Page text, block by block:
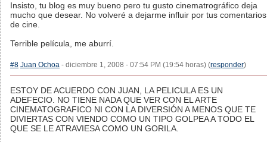
Insisto, tu blog es muy bueno pero tu gusto cinematrográfico deja
mucho que desear. No volveré a dejarme influir por tus comentarios
de cine.
Terrible película, me aburrí.
#8 Juan Ochoa - diciembre 1, 2008 - 07:54 PM (19:54 horas) (responder)
ESTOY DE ACUERDO CON JUAN, LA PELICULA ES UN
ADEFECIO. NO TIENE NADA QUE VER CON EL ARTE
CINEMATOGRAFICO NI CON LA DIVERSIÓN A MENOS QUE TE
DIVIERTAS CON VIENDO COMO UN TIPO GOLPEA A TODO EL
QUE SE LE ATRAVIESA COMO UN GORILA.